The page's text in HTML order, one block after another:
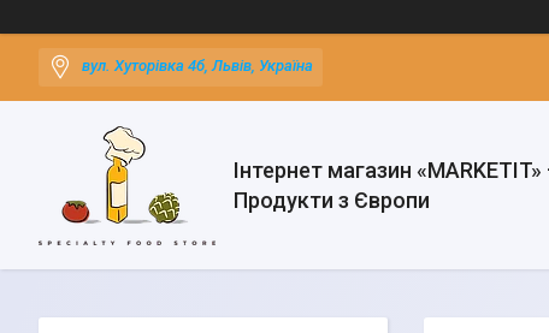
вул. Хуторівка 4б, Львів, Україна
Інтернет магазин
Продукти з Європи